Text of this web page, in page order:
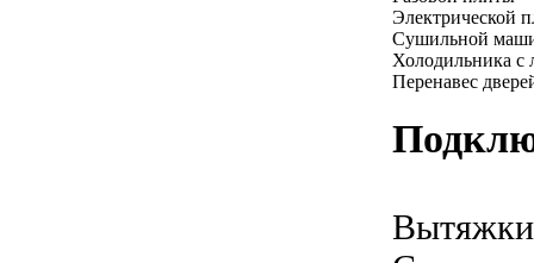
Электрической
Сушильной
Холодильника с
Перенавес
Вытяжки